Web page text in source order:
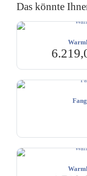
Das könnte